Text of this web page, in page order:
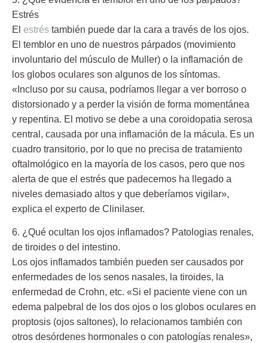
Estrés
El estrés también puede dar la cara a través de los ojos.
El temblor en uno de nuestros párpados (movimiento
involuntario del músculo de Muller) o la inflamación de
los globos oculares son algunos de los síntomas.
«Incluso por su causa, podríamos llegar a ver borroso o
distorsionado y a perder la visión de forma momentánea
y repentina. El motivo se debe a una coroidopatia serosa
central, causada por una inflamación de la mácula. Es un
cuadro transitorio, por lo que no precisa de tratamiento
oftalmológico en la mayoría de los casos, pero que nos
alerta de que el estrés que padecemos ha llegado a
niveles demasiado altos y que deberíamos vigilar»,
explica el experto de Clinilaser.
6. ¿Qué ocultan los ojos inflamados? Patologias renales,
de tiroides o del intestino.
Los ojos inflamados también pueden ser causados por
enfermedades de los senos nasales, la tiroides, la
enfermedad de Crohn, etc. «Si el paciente viene con un
edema palpebral de los dos ojos o los globos oculares en
proptosis (ojos saltones), lo relacionamos también con
otros desórdenes hormonales o con patologías renales»,